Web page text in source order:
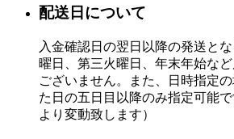
配送日について
入金確認日の翌日以降の発送と
曜日、第三火曜日、年末年始な
ございません。また、日時指定
た日の五日目以降のみ指定可能
より変動致します）